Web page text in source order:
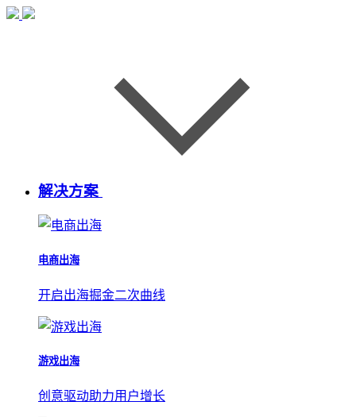
解决方案
电商出海
开启出海掘金二次曲线
游戏出海
创意驱动助力用户增长